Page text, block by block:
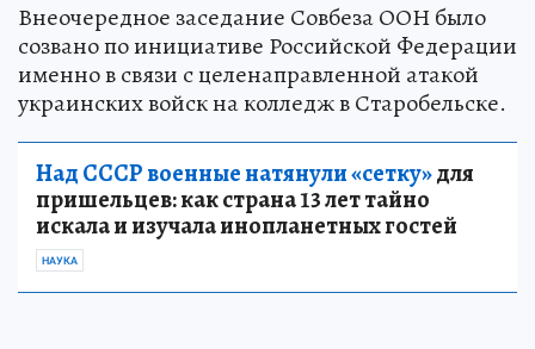
Внеочередное заседание Совбеза ООН было
созвано по инициативе Российской Федерации
именно в связи с целенаправленной атакой
украинских войск на колледж в Старобельске.
Над СССР военные натянули «сетку»для
пришельцев: как страна 13 лет тайно
искала и изучала инопланетных гостей
НАУКА